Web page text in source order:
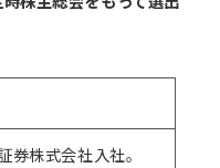
株式会社入社。